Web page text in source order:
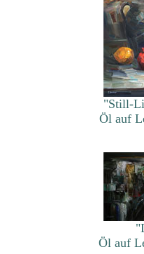
"Still-
Öl auf
Öl auf